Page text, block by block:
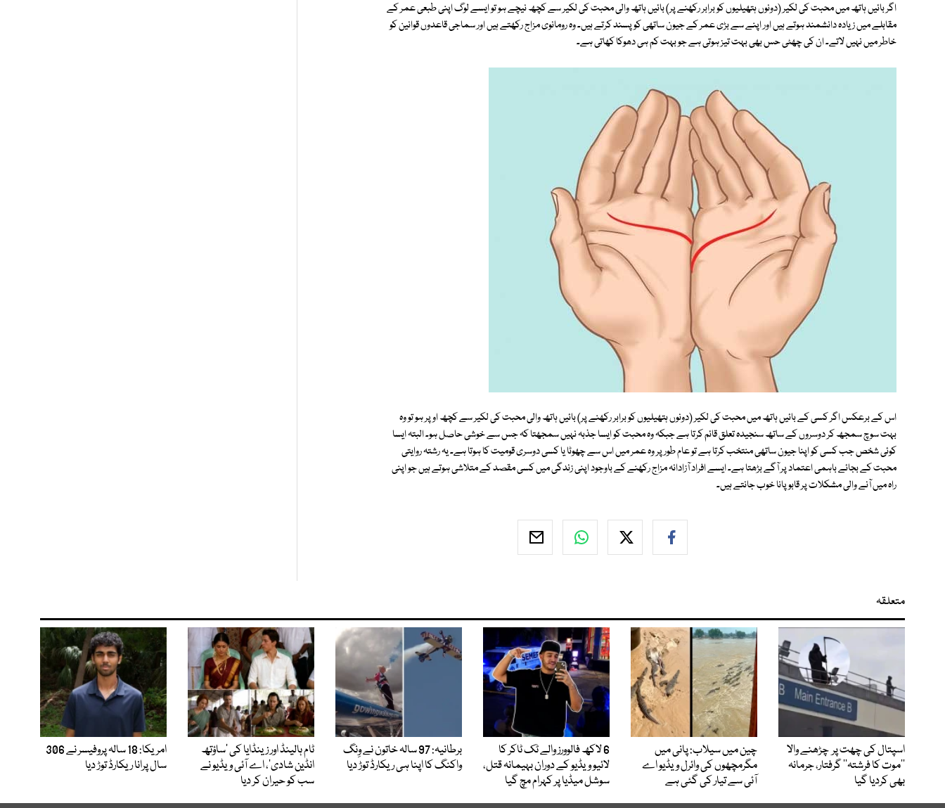
اگر بائیں ہاتھ میں محبت کی لکیر (دونوں ہتھیلیوں کو برابر رکھنے پر) بائیں ہاتھ والی محبت کی لکیر سے کچھ نیچے ہو تو ایسے لوگ اپنی طبعی عمر کے
مقابلے میں زیادہ دانشمند ہوتے ہیں اور اپنے سے بڑی عمر کے جیون ساتھی کو پسند کرتے ہیں۔ وہ رومانوی مزاج رکھتے ہیں اور سماجی قاعدوں قوانین کو
خاطر میں نہیں لاتے۔ ان کی چھٹی حس بھی بہت تیز ہوتی ہے جو بہت کم ہی دھوکا کھاتی ہے۔
اس کے برعکس اگر کسی کے بائیں ہاتھ میں محبت کی لکیر (دونوں ہتھیلیوں کو برابر رکھنے پر) بائیں ہاتھ والی محبت کی لکیر سے کچھ اوپر ہو تو وہ
بہت سوچ سمجھ کر دوسروں کے ساتھ سنجیدہ تعلق قائم کرتا ہے جبکہ وہ محبت کو ایسا جذبہ نہیں سمجھتا کہ جس سے خوشی حاصل ہو۔ البتہ ایسا
کوئی شخص جب کسی کو اپنا جیون ساتھی منتخب کرتا ہے تو عام طور پر وہ عمر میں اس سے چھوٹا یا کسی دوسری قومیت کا ہوتا ہے۔ یہ رشتہ روایتی
محبت کے بجائے باہمی اعتماد پر آگے بڑھتا ہے۔ ایسے افراد آزادانہ مزاج رکھنے کے باوجود اپنی زندگی میں کسی مقصد کے متلاشی ہوتے ہیں جو اپنی
راہ میں آنے والی مشکلات پر قابو پانا خوب جانتے ہیں۔
متعلقہ
اسپتال کی چھت پر چڑھنے والا
’’موت کا فرشتہ‘‘ گرفتار، جرمانہ
بھی کردیا گیا
چین میں سیلاب: پانی میں
مگرمچھوں کی وائرل ویڈیو اے
آئی سے تیار کی گئی ہے
6 لاکھ فالوورز والے ٹک ٹاکر کا
لائیو ویڈیو کے دوران بہیمانہ قتل،
سوشل میڈیا پر کہرام مچ گیا
برطانیہ: 97 سالہ خاتون نے وِنگ
واکنگ کا اپنا ہی ریکارڈ توڑ دیا
ٹام ہالینڈ اور زینڈایا کی ’ساؤتھ
انڈین شادی‘، اے آئی ویڈیو نے
سب کو حیران کر دیا
امریکا: 18 سالہ پروفیسر نے 306
سال پرانا ریکارڈ توڑ دیا